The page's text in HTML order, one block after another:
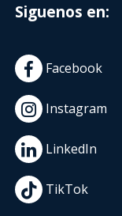
Siguenos en:
Facebook
Instagram
LinkedIn
TikTok